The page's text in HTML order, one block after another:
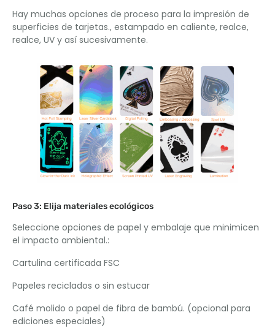
Hay muchas opciones de proceso para la impresión de
superficies de tarjetas., estampado en caliente, realce,
realce, UV y así sucesivamente.
Paso 3: Elija materiales ecológicos
Seleccione opciones de papel y embalaje que minimicen
el impacto ambiental.:
Cartulina certificada FSC
Papeles reciclados o sin estucar
Café molido o papel de fibra de bambú. (opcional para
ediciones especiales)